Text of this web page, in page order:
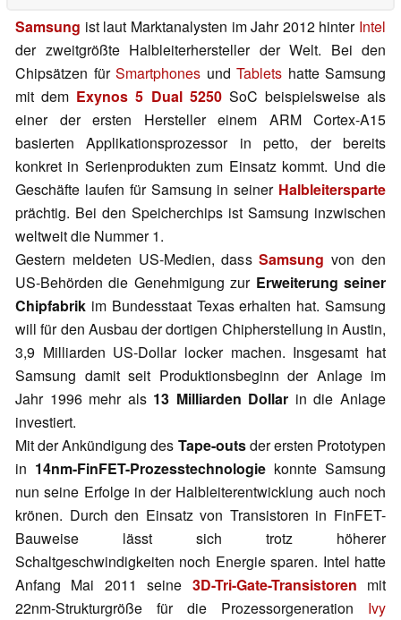
Samsung ist laut Marktanalysten im Jahr 2012 hinter Intel
der zweitgrößte Halbleiterhersteller der Welt. Bei den
Chipsätzen für Smartphones und Tablets hatte Samsung
mit dem Exynos 5 Dual 5250SoC beispielsweise als
einer der ersten Hersteller einem ARM Cortex-A15
basierten Applikationsprozessor in petto, der bereits
konkret in Serienprodukten zum Einsatz kommt. Und die
Geschäfte laufen für Samsung in seiner Halbleitersparte
prächtig. Bei den Speicherchips ist Samsung inzwischen
weltweit die Nummer 1.
Gestern meldeten US-Medien, dassSamsung von den
US-Behörden die Genehmigung zur Erweiterung seiner
Chipfabrik im Bundesstaat Texas erhalten hat. Samsung
will für den Ausbau der dortigen Chipherstellung in Austin,
3,9 Milliarden US-Dollar locker machen. Insgesamt hat
Samsung damit seit Produktionsbeginn der Anlage im
Jahr 1996 mehr als 13 Milliarden Dollar in die Anlage
investiert.
Mit der Ankündigung des Tape-outsder ersten Prototypen
in 14nm-FinFET-Prozesstechnologie konnte Samsung
nun seine Erfolge in der Halbleiterentwicklung auch noch
krönen. Durch den Einsatz von Transistoren in FinFET-
Bauweise lässt sich trotz höherer
Schaltgeschwindigkeiten noch Energie sparen. Intel hatte
Anfang Mai 2011 seine 3D-Tri-Gate-Transistoren mit
22nm-Strukturgröße für die Prozessorgeneration Ivy